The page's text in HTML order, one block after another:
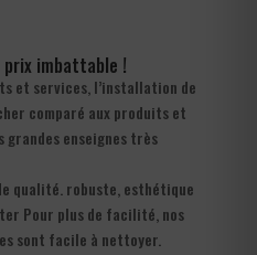
imbattable !
et services, l’installation de
comparé aux produits et
enseignes très
qualité. robuste, esthétique
Pour plus de facilité, nos
sont facile à nettoyer.